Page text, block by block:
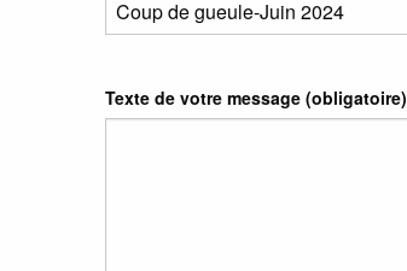
Texte de votre message (obligatoire)